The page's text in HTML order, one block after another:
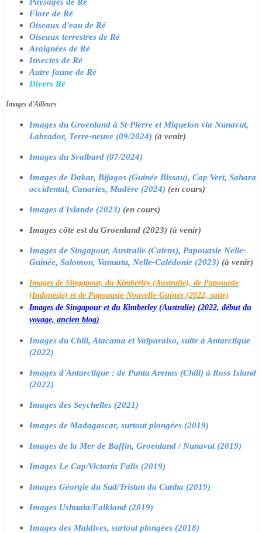
Flore de Ré
Oiseaux d'eau de Ré
Oiseaux terrestres de Ré
Araignées de Ré
Insectes de Ré
Autre faune de Ré
Divers Ré
Images d'Ailleurs
Images du Groenland à St-Pierre et Miquelon via Nunavut,
Labrador, Terre-neuve (09/2024) (à venir)
Images du Svalbard (07/2024)
Images de Dakar, Bijagos (Guinée Bissau), Cap Vert, Sahara
occidental, Canaries, Madère (2024) (en cours)
Images d'Islande (2023) (en cours)
Images côte est du Groenland (2023) (à venir)
Images de Singapour, Australie (Cairns), Papouasie Nelle-
Guinée, Salomon, Vanuatu, Nelle-Calédonie (2023) (à venir)
Images de Singapour, du Kimberley (Australie), de Papouasie
(Indonésie) et de Papouasie-Nouvelle-Guinée (2022, suite)
Images de Singapour et du Kimberley (Australie) (2022, début du
voyage, ancien blog)
Images du Chili, Atacama et Valparaiso, suite à Antarctique
(2022)
Images d'Antarctique : de Punta Arenas (Chili) à Ross Island
(2022)
Images des Seychelles (2021)
Images de Madagascar, surtout plongées (2019)
Images de la Mer de Baffin, Groenland / Nunavut (2019)
Images Le Cap/Victoria Falls (2019)
Images Géorgie du Sud/Tristan da Cunha (2019)
Images Ushuaia/Falkland (2019)
Images des Maldives, surtout plongées (2018)